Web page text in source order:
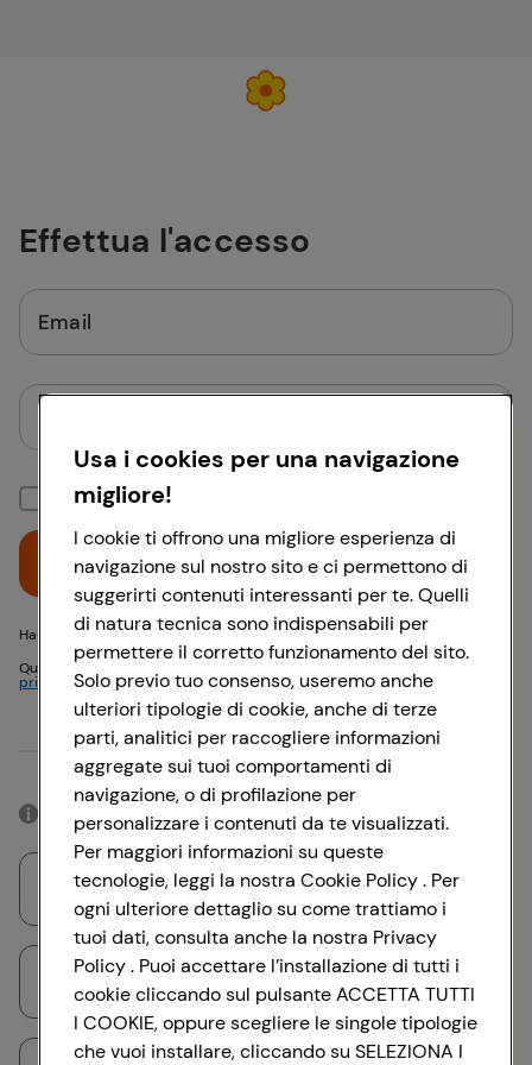
Effettua l'accesso
Email
Mantieni la sessione attiva
Hai problemi di accesso? {{recover-pwd}} o {{recover-email}}
Questo sito è protetto da reCAPTCHA e si applicano
privacy eTermini di servizioGoogle
Accedi
Oppure
Accedendo con il tuo account social, rimarrai connesso per 12 ore.
Accedi con Google
Usa i cookies per una navigazione
migliore!
I cookie ti offrono una migliore esperienza di
navigazione sul nostro sito e ci permettono di
suggerirti contenuti interessanti per te. Quelli
di natura tecnica sono indispensabili per
permettere il corretto funzionamento del sito.
Solo previo tuo consenso, useremo anche
ulteriori tipologie di cookie, anche di terze
parti, analitici per raccogliere informazioni
aggregate sui tuoi comportamenti di
navigazione, o di profilazione per
personalizzare i contenuti da te visualizzati.
Per maggiori informazioni su queste
tecnologie, leggi la nostra Cookie Policy . Per
ogni ulteriore dettaglio su come trattiamo i
tuoi dati, consulta anche la nostra Privacy
Policy . Puoi accettare l’installazione di tutti i
cookie cliccando sul pulsante ACCETTA TUTTI
I COOKIE, oppure scegliere le singole tipologie
che vuoi installare, cliccando su SELEZIONA I